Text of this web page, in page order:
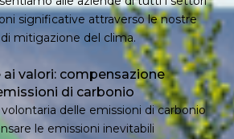
significative attraverso le nostre
mitigazione del clima.
ai valori: compensazione
di carbonio
delle emissioni di carbonio
le emissioni inevitabili